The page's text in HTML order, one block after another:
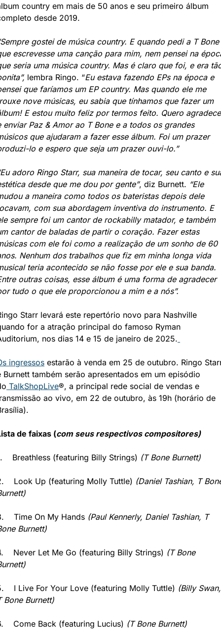
country em mais de 50 anos e seu primeiro álbum
desde 2019.
gostei de música country. E quando pedi a T Bone
escrevesse uma canção para mim, nem pensei na
seria uma música country. Mas é claro que foi, e era
lembra Ringo. “Eu estava fazendo EPs na época e
que faríamos um EP country. Mas quando ele me
nove músicas, eu sabia que tínhamos que fazer um
E estou muito feliz por termos feito. Quero
enviar Paz & Amor ao T Bone e a todos os grandes
que ajudaram a fazer esse álbum. Foi um prazer
lo e espero que seja um prazer ouvi-lo.”
adoro Ringo Starr, sua maneira de tocar, seu canto e
desde que me dou por gente”, diz Burnett. “Ele
a maneira como todos os bateristas depois dele
com sua abordagem inventiva do instrumento. E
sempre foi um cantor de rockabilly matador, e também
cantor de baladas de partir o coração. Fazer estas
com ele foi como a realização de um sonho de 60
Nenhum dos trabalhos que fiz em minha longa vida
teria acontecido se não fosse por ele e sua banda.
outras coisas, esse álbum é uma forma de agradecer
tudo o que ele proporcionou a mim e a nós”.
Starr levará este repertório novo para Nashville
for a atração principal do famoso Ryman
nos dias 14 e 15 de janeiro de 2025.
ingressos estarão à venda em 25 de outubro. Ringo
Burnett também serão apresentados em um episódio
TalkShopLive®, a principal rede social de vendas e
ao vivo, em 22 de outubro, às 19h (horário de
de faixas (com seus respectivos compositores)
Breathless (featuring Billy Strings) (T Bone Burnett)
Look Up (featuring Molly Tuttle) (Daniel Tashian, T
Time On My Hands (Paul Kennerly, Daniel Tashian, T
Burnett)
Never Let Me Go (featuring Billy Strings) (T Bone
I Live For Your Love (featuring Molly Tuttle) (Billy Swan,
Bone Burnett)
Come Back (featuring Lucius) (T Bone Burnett)